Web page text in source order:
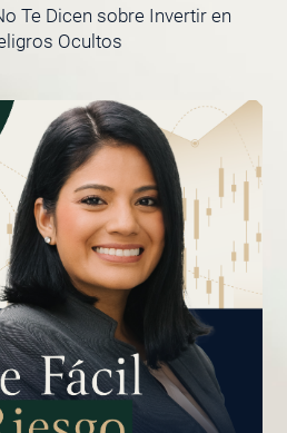
Te Dicen sobre Invertir en
Ocultos